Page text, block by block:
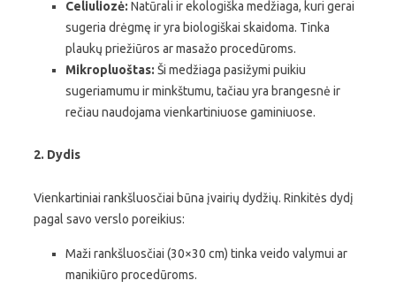
Celiuliozė: Natūrali ir ekologiška medžiaga, kuri gerai
sugeria drėgmę ir yra biologiškai skaidoma. Tinka
plaukų priežiūros ar masažo procedūroms.
Mikropluoštas: Ši medžiaga pasižymi puikiu
sugeriamumu ir minkštumu, tačiau yra brangesnė ir
rečiau naudojama vienkartiniuose gaminiuose.
2. Dydis
Vienkartiniai rankšluosčiai būna įvairių dydžių. Rinkitės dydį
pagal savo verslo poreikius:
Maži rankšluosčiai (30×30 cm) tinka veido valymui ar
manikiūro procedūroms.